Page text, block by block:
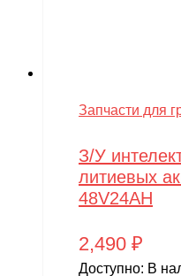
Запчасти для
З/У
литиевых
48V24AH
2,490 ₽
Доступно: В